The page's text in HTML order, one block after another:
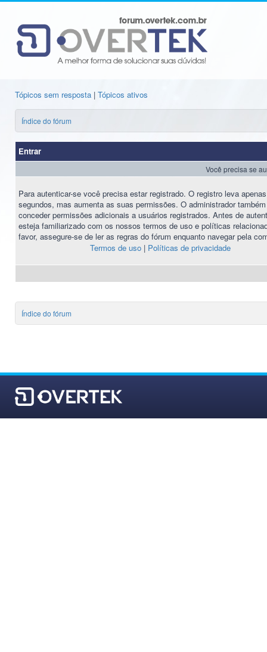
Tópicos sem resposta | Tópicos ativos
Índice do fórum
Entrar
Você precisa se
Para autenticar-se você precisa estar registrado. O registro leva
segundos, mas aumenta as suas permissões. O administrador
conceder permissões adicionais a usuários registrados. Antes de
esteja familiarizado com os nossos termos de uso e políticas
favor, assegure-se de ler as regras do fórum enquanto navegar pela
Termos de uso| Políticas de privacidade
Índice do fórum